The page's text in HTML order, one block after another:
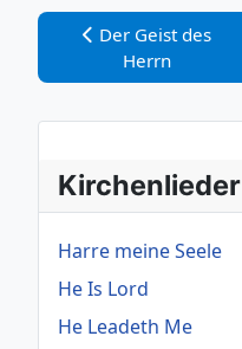
Vorheriger
Der Geist des
Herrn
Kirchenlieder
Harre meine Seele
He Is Lord
He Leadeth Me